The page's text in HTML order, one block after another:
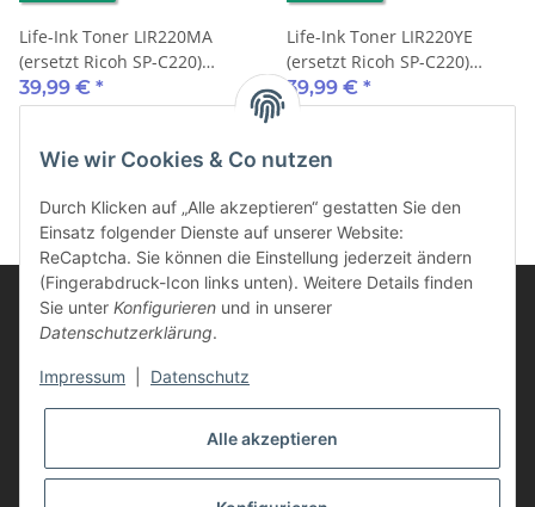
Life-Ink Toner LIR220MA
(ersetzt Ricoh SP-C220)
2.000 Seiten magenta
39,99 € *
Life-Ink Toner LIR220YE
(ersetzt Ricoh SP-C220)
2.000 Seiten gelb
39,99 € *
Kunden Service
Wie wir Cookies & Co nutzen
Durch Klicken auf „Alle akzeptieren“ gestatten Sie den
Einsatz folgender Dienste auf unserer Website:
ReCaptcha. Sie können die Einstellung jederzeit ändern
(Fingerabdruck-Icon links unten). Weitere Details finden
Sie unter Konfigurieren und in unserer
Datenschutzerklärung.
Impressum Datenschutz
Alle akzeptieren